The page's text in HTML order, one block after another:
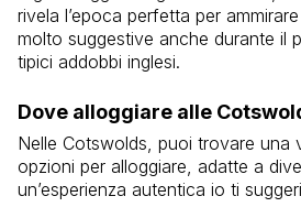
rivela l’epoca perfetta per
molto suggestive anche durante il
tipici addobbi inglesi.
Dove alloggiare alle
Nelle Cotswolds, puoi trovare una
opzioni per alloggiare, adatte a
un’esperienza autentica io ti